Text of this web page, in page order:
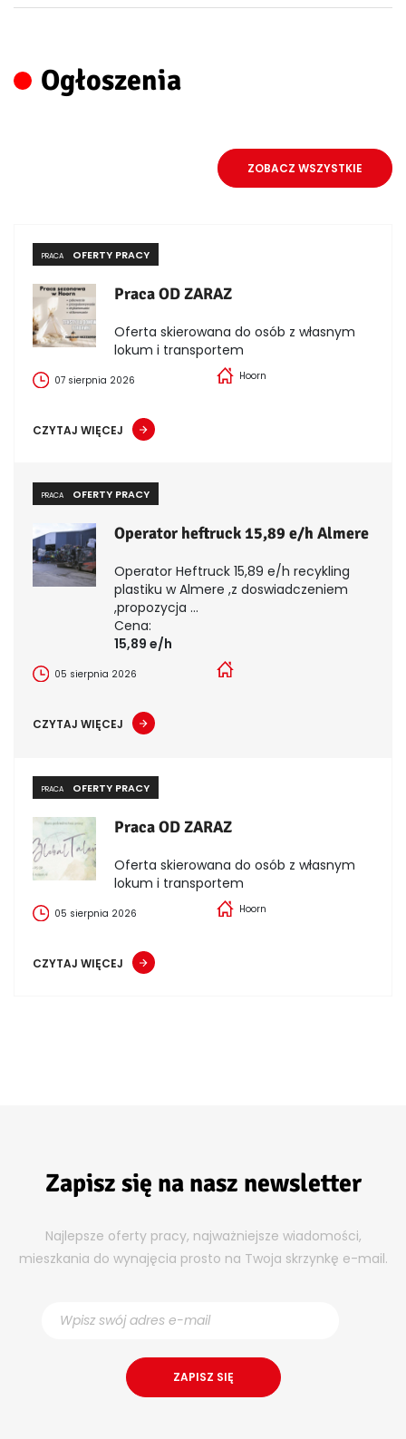
Ogłoszenia
ZOBACZ WSZYSTKIE
PRACA OFERTY PRACY
Praca OD ZARAZ
Oferta skierowana do osób z własnym
lokum i transportem
07 sierpnia 2026 Hoorn
CZYTAJ WIĘCEJ
PRACA OFERTY PRACY
Operator heftruck 15,89 e/h Almere
Operator Heftruck 15,89 e/h recykling
plastiku w Almere ,z doswiadczeniem
,propozycja ...
Cena:
15,89 e/h
05 sierpnia 2026
CZYTAJ WIĘCEJ
PRACA OFERTY PRACY
Praca OD ZARAZ
Oferta skierowana do osób z własnym
lokum i transportem
05 sierpnia 2026 Hoorn
CZYTAJ WIĘCEJ
Zapisz się na nasz newsletter
Najlepsze oferty pracy, najważniejsze wiadomości,
mieszkania do wynajęcia prosto na Twoja skrzynkę e-mail.